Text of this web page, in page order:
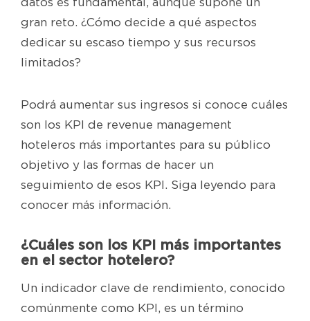
gran reto. ¿Cómo decide a qué aspectos
dedicar su escaso tiempo y sus recursos
limitados?
Podrá aumentar sus ingresos si conoce cuáles
son los KPI de revenue management
hoteleros más importantes para su público
objetivo y las formas de hacer un
seguimiento de esos KPI. Siga leyendo para
conocer más información.
¿Cuáles son los KPI más importantes
en el sector hotelero?
Un indicador clave de rendimiento, conocido
comúnmente como KPI, es un término